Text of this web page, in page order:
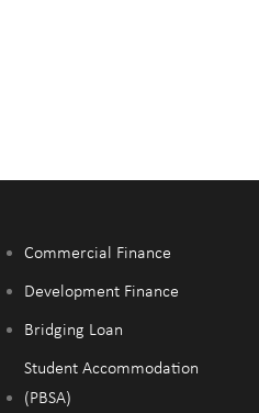
Commercial Finance
Development Finance
Bridging Loan
Student Accommodation
(PBSA)